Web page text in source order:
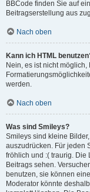
BBCode finden Sie auf
Beitragserstellung aus
Nach oben
Kann ich HTML
Nein, es ist nicht
werden.
Nach oben
Was sind Smileys?
Smileys sind kleine
auszudrücken. Für jeden
fröhlich und :( traurig. Die
Beitrags sehen.
benutzen, sie können
Moderator könnte